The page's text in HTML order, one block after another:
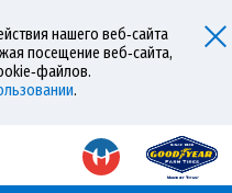
нашего веб‑сайта
посещение веб‑сайта,
.